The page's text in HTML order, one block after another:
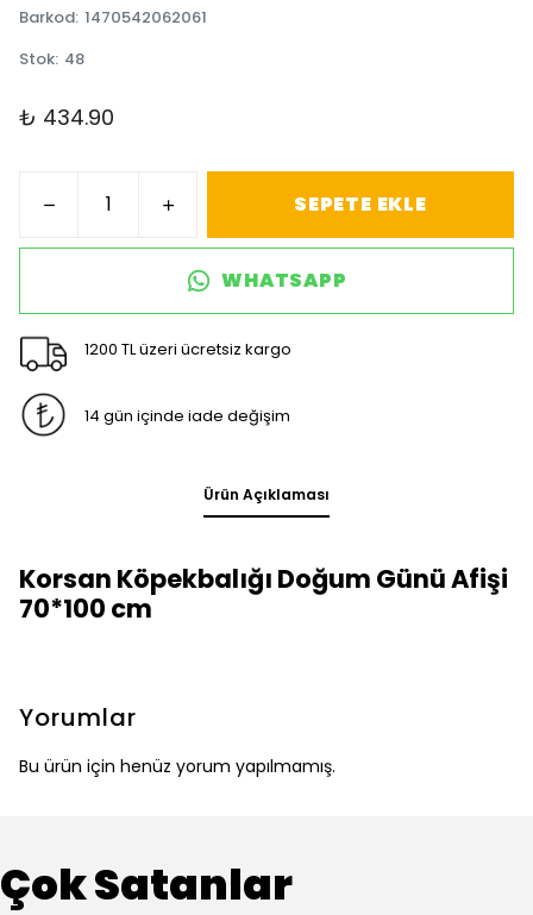
Barkod: 1470542062061
Stok: 48
₺ 434.90
SEPETE EKLE
WHATSAPP
1200 TL üzeri ücretsiz kargo
14 gün içinde iade değişim
Ürün Açıklaması
Korsan Köpekbalığı Doğum Günü Afişi
70*100 cm
Yorumlar
Bu ürün için henüz yorum yapılmamış.
Çok Satanlar